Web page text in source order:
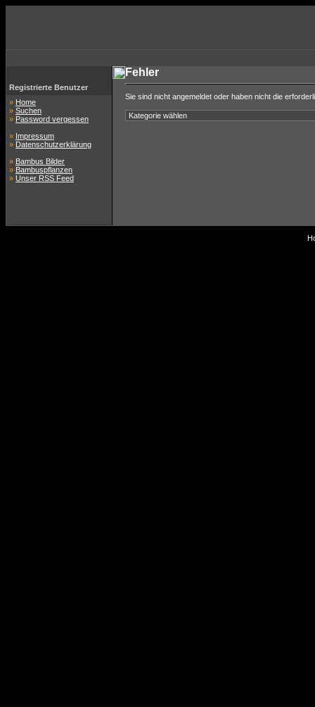
Registrierte Benutzer
» Home
» Suchen
» Password vergessen
» Impressum
» Datenschutzerklärung
» Bambus Bilder
» Bambuspflanzen
» Unser RSS Feed
Fehler
Sie sind nicht angemeldet oder haben nicht die